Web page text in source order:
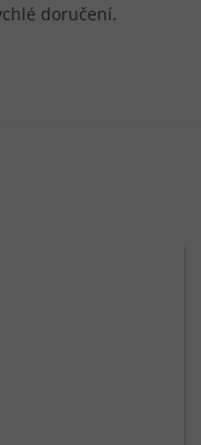
doručení.